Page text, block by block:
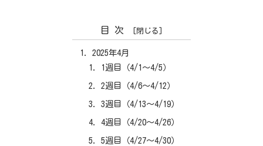
目次
2025年4月
1週目（4/1～4/5）
2週目（4/6～4/12）
3週目（4/13～4/19）
4週目（4/20～4/26）
5週目（4/27～4/30）